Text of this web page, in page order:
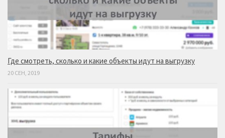
Где смотреть, сколько и какие объекты идут на выгрузку
20 СЕН, 2019